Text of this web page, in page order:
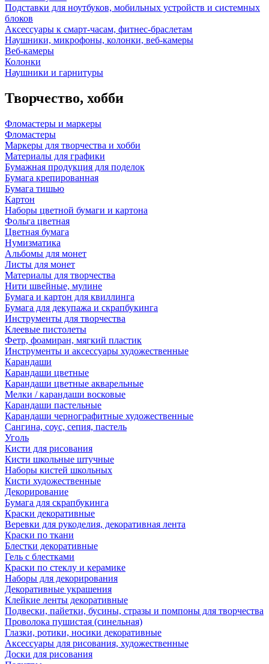
Подставки для ноутбуков, мобильных устройств и системных
блоков
Аксессуары к смарт-часам, фитнес-браслетам
Наушники, микрофоны, колонки, веб-камеры
Веб-камеры
Колонки
Наушники и гарнитуры
Творчество, хобби
Фломастеры и маркеры
Фломастеры
Маркеры для творчества и хобби
Материалы для графики
Бумажная продукция для поделок
Бумага крепированная
Бумага тишью
Картон
Наборы цветной бумаги и картона
Фольга цветная
Цветная бумага
Нумизматика
Альбомы для монет
Листы для монет
Материалы для творчества
Нити швейные, мулине
Бумага и картон для квиллинга
Бумага для декупажа и скрапбукинга
Инструменты для творчества
Клеевые пистолеты
Фетр, фоамиран, мягкий пластик
Инструменты и аксессуары художественные
Карандаши
Карандаши цветные
Карандаши цветные акварельные
Мелки / карандаши восковые
Карандаши пастельные
Карандаши чернографитные художественные
Сангина, соус, сепия, пастель
Уголь
Кисти для рисования
Кисти школьные штучные
Наборы кистей школьных
Кисти художественные
Декорирование
Бумага для скрапбукинга
Краски декоративные
Веревки для рукоделия, декоративная лента
Краски по ткани
Блестки декоративные
Гель с блестками
Краски по стеклу и керамике
Наборы для декорирования
Декоративные украшения
Клейкие ленты декоративные
Подвески, пайетки, бусины, стразы и помпоны для творчества
Проволока пушистая (синельная)
Глазки, ротики, носики декоративные
Аксессуары для рисования, художественные
Доски для рисования